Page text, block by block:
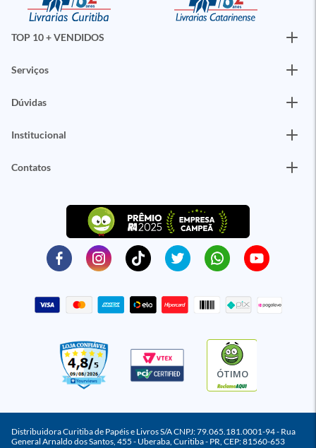
TOP 10 + VENDIDOS
Serviços
Dúvidas
Institucional
Contatos
ÓTIMO
Distribuidora Curitiba de Papéis e Livros S/A CNPJ: 79.065.181.0001-94 - Rua
General Arnaldo dos Santos, 455 - Uberaba, Curitiba - PR, CEP: 81560-653